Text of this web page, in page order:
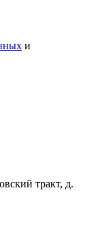
и
тракт, д.